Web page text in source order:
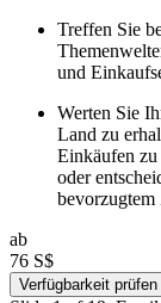
Treffen Sie
und
Werten Sie
Land zu
Einkäufen zu
oder
bevorzugtem
ab
76 S$
Verfügbarkeit prüfen